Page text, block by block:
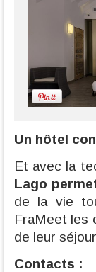
Un hôtel
Et avec la
Lago
de la vie
FraMeet les
de leur
Contacts :